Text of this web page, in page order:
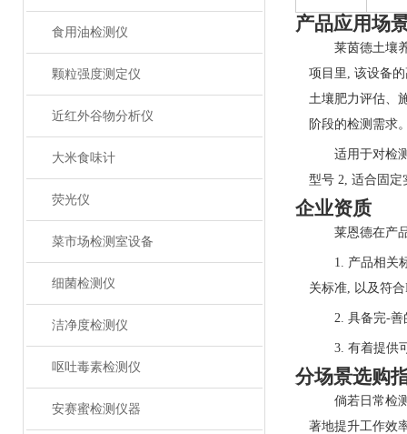
食用油检测仪
颗粒强度测定仪
近红外谷物分析仪
大米食味计
荧光仪
菜市场检测室设备
细菌检测仪
洁净度检测仪
呕吐毒素检测仪
安赛蜜检测仪器
产品应用场
莱茵德土‌壤
项目里, 该设备
土壤肥力评估、⁠
阶段的检测需求
适用于对检‌
型号 2, 适合固定
企业资质
莱恩德在产
1. 产品相关
关标准, 以及符
2. 具备完-
3. 有‌着提供
分场景选购
倘若日常检
著地提升工作效